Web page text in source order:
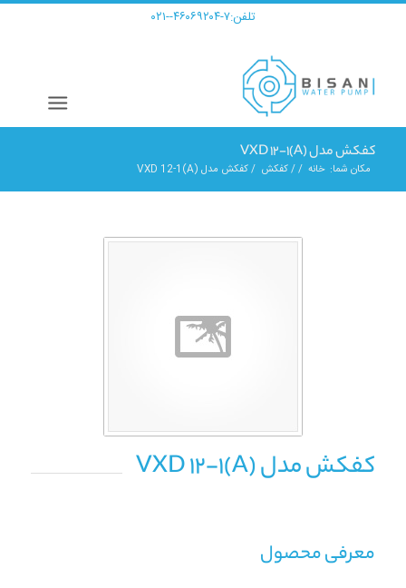
تلفن:۷-۴۶۰۶۹۲۰۴--۰۲۱
کفکش مدل VXD 12-1(A)
مکان شما: خانه /
/کفکش /کفکش مدل VXD 12-1(A)
کفکش مدل VXD 12-1(A)
معرفی محصول